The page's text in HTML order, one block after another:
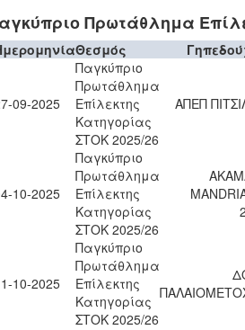
Πρωτάθλημα
Θεσμός
09-2025
Παγκύπριο
Πρωτάθλημα
Επίλεκτης
Κατηγορίας
ΣΤΟΚ 2025/26
ΑΠΕΠ
10-2025
Παγκύπριο
Πρωτάθλημα
Επίλεκτης
Κατηγορίας
ΣΤΟΚ 2025/26
10-2025
Παγκύπριο
Πρωτάθλημα
Επίλεκτης
Κατηγορίας
ΣΤΟΚ 2025/26